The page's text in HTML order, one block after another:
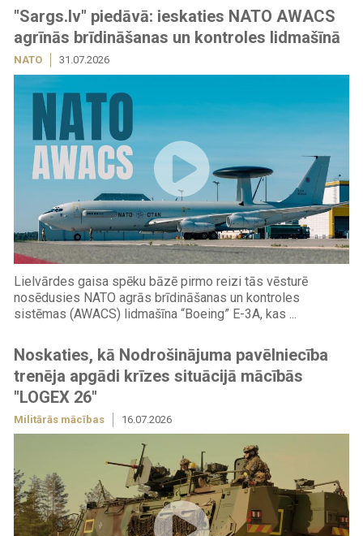
"Sargs.lv" piedāvā: ieskaties NATO AWACS
agrīnās brīdināšanas un kontroles lidmašīnā
NATO 31.07.2026
Lielvārdes gaisa spēku bāzē pirmo reizi tās vēsturē
nosēdusies NATO agrās brīdināšanas un kontroles
sistēmas (AWACS) lidmašīna “Boeing” E-3A, kas ...
Noskaties, kā Nodrošinājuma pavēlniecība
trenēja apgādi krīzes situācijā mācībās
"LOGEX 26"
Militārās mācības 16.07.2026